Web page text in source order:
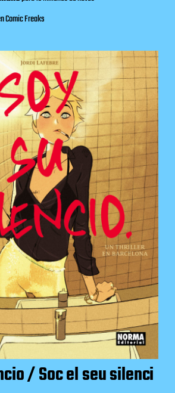
Comic Freaks
/ Soc el seu silenci